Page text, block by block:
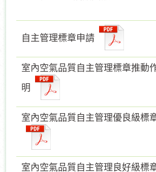
自主管理標章申請
室內空氣品質自主管理標章推動
明
室內空氣品質自主管理優良級標
室內空氣品質自主管理良好級標